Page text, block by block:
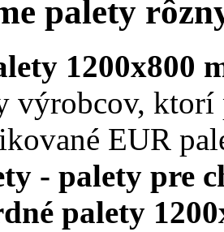
palety
1200x800
výrobcov,
EUR
- palety pre
palety